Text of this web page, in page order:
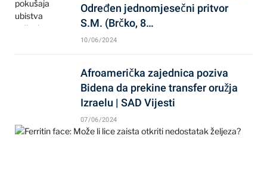
Određen jednomjesečni pritvor
S.M. (Brčko, 8…
10/06/2024
Afroamerička zajednica poziva
Bidena da prekine transfer oružja
Izraelu | SAD Vijesti
07/06/2024